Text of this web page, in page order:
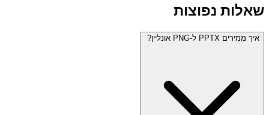
שאלות נפוצות
איך ממירים PPTX ל-PNG אונליין?